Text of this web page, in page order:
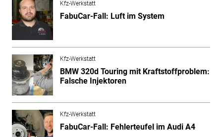
Kfz-Werkstatt
FabuCar-Fall: Luft im System
Kfz-Werkstatt
BMW 320d Touring mit Kraftstoffproblem:
Falsche Injektoren
Kfz-Werkstatt
FabuCar-Fall: Fehlerteufel im Audi A4